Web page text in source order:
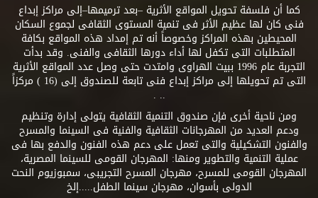
كما أن فلسفة تحويل المواقع الأثرية –بعد ترميمها–إلى مراكز إبداع
فنى كان لها عظيم الأثر فى تنمية المستوى الثقافى لجموع السكان
المحيطين بهذه المراكز وخصوصاً أنه تم إمداد هذه المواقع بكافة
المتطلبات التى تكفل لها أداء دورها الثقافى والفنى. وقد بدأت
التجربة عام 1996 ببيت الهراوى وامتدت حتى وصل عدد المواقع الأثرية
التى تم تحويلها إلى مراكز إبداع فنى تابعة للصندوق إلى (16 ) مركزاً
.. .
ومن ناحية أخرى فإن صندوق التنمية الثقافية يتولى إدارة وتنظيم
ودعم العديد من المهرجانات الثقافية والفنية فى السينما والمسرح
والفنون التشكيلية والتى تعمل على دعم هذه الفنون والدفع بها فى
عملية التنمية والتطوير ومنها: المهرجان القومى للسينما المصرية،
المهرجان القومى للمسرح، مهرجان المسرح التجريبى، سمبوزيوم النحت
الدولى بأسوان، مهرجان سينما الطفل.....إلخ